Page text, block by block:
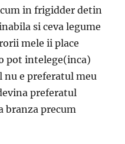
in frigidder detin
si ceva legume
mele ii place
pot intelege(inca)
nu e preferatul meu
preferatul
branza precum